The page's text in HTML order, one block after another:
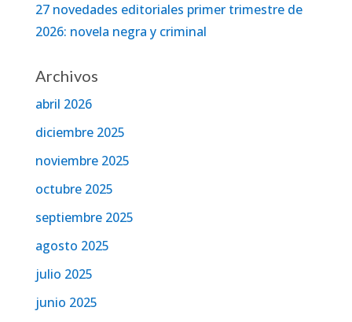
27 novedades editoriales primer trimestre de
2026: novela negra y criminal
Archivos
abril 2026
diciembre 2025
noviembre 2025
octubre 2025
septiembre 2025
agosto 2025
julio 2025
junio 2025